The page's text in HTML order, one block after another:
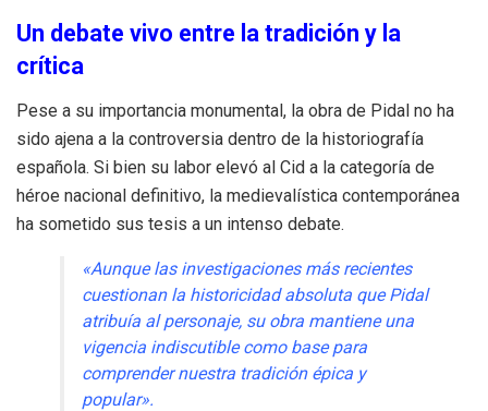
Un debate vivo entre la tradición y la
crítica
Pese a su importancia monumental, la obra de Pidal no ha
sido ajena a la controversia dentro de la historiografía
española. Si bien su labor elevó al Cid a la categoría de
héroe nacional definitivo, la medievalística contemporánea
ha sometido sus tesis a un intenso debate.
«Aunque las investigaciones más recientes
cuestionan la historicidad absoluta que Pidal
atribuía al personaje, su obra mantiene una
vigencia indiscutible como base para
comprender nuestra tradición épica y
popular».